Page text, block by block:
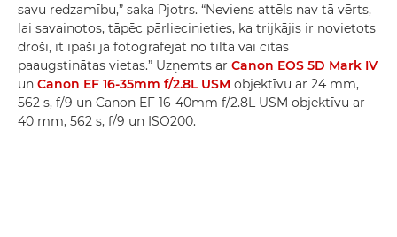
savu redzamību,” saka Pjotrs. “Neviens attēls nav tā vērts,
lai savainotos, tāpēc pārliecinieties, ka trijkājis ir novietots
droši, it īpaši ja fotografējat no tilta vai citas
paaugstinātas vietas.” Uzņemts ar Canon EOS 5D Mark IV
un Canon EF 16-35mm f/2.8L USM objektīvu ar 24 mm,
562 s, f/9 un Canon EF 16-40mm f/2.8L USM objektīvu ar
40 mm, 562 s, f/9 un ISO200.